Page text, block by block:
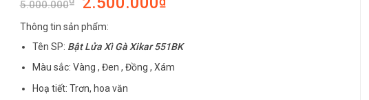
5.000.000
Thông tin sản phẩm:
Tên SP: Bật Lửa Xì Gà Xikar 551BK
Màu sắc: Vàng , Đen , Đồng , Xám
Hoạ tiết: Trơn, hoa văn